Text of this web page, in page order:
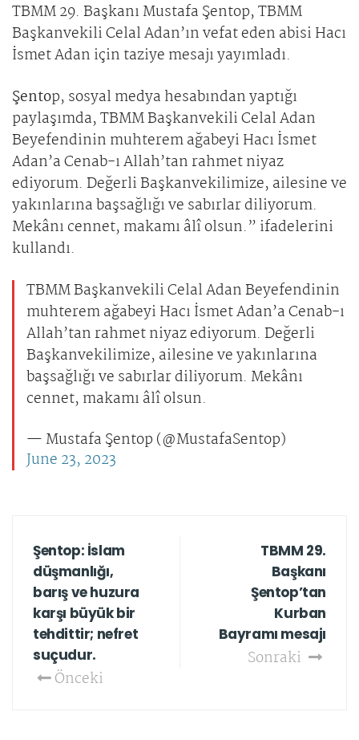
TBMM 29. Başkanı Mustafa Şentop, TBMM
Başkanvekili Celal Adan’ın vefat eden abisi Hacı
İsmet Adan için taziye mesajı yayımladı.
Şentop, sosyal medya hesabından yaptığı
paylaşımda, TBMM Başkanvekili Celal Adan
Beyefendinin muhterem ağabeyi Hacı İsmet
Adan’a Cenab-ı Allah’tan rahmet niyaz
ediyorum. Değerli Başkanvekilimize, ailesine ve
yakınlarına başsağlığı ve sabırlar diliyorum.
Mekânı cennet, makamı âlî olsun.” ifadelerini
kullandı.
TBMM Başkanvekili Celal Adan Beyefendinin
muhterem ağabeyi Hacı İsmet Adan’a Cenab-ı
Allah’tan rahmet niyaz ediyorum. Değerli
Başkanvekilimize, ailesine ve yakınlarına
başsağlığı ve sabırlar diliyorum. Mekânı
cennet, makamı âlî olsun.
— Mustafa Şentop (@MustafaSentop)
June 23, 2023
Şentop: İslam
düşmanlığı,
barış ve huzura
karşı büyük bir
tehdittir; nefret
suçudur.
Önceki
TBMM 29.
Başkanı
Şentop’tan
Kurban
Bayramı mesajı
Sonraki